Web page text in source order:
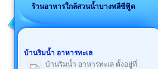
ร้านอาหารใกล้สวนน้ำบางพลีซีฟู้ด
บ้านริมน้ำ อาหารทะเล
บ้านริมน้ำ อาหารทะเล ตั้งอยู่ที่